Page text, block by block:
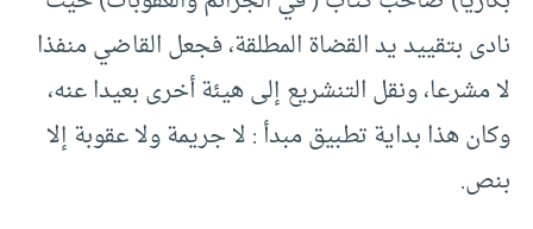
نادى بتقييد يد القضاة المطلقة، فجعل القاضي منفذا
لا مشرعا، ونقل التنشريع إلى هيئة أخرى بعيدا عنه،
وكان هذا بداية تطبيق مبدأ : لا جريمة ولا عقوبة إلا
بنص.